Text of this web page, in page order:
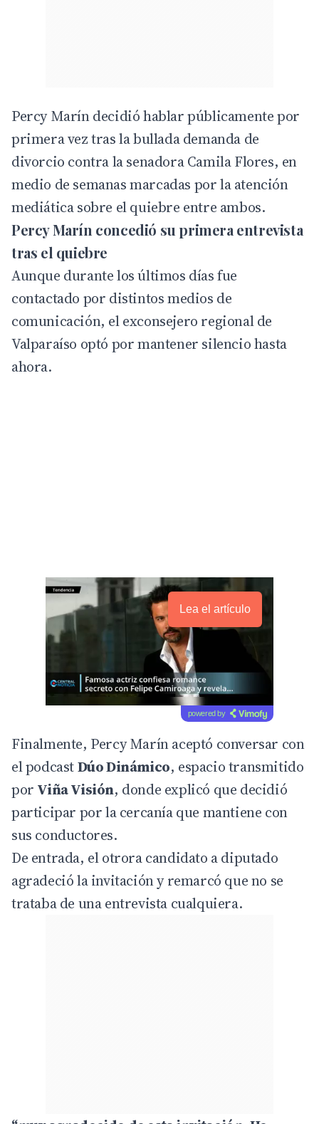
Percy Marín decidió hablar públicamente por
primera vez tras la bullada demanda de
divorcio contra la senadora Camila Flores, en
medio de semanas marcadas por la atención
mediática sobre el quiebre entre ambos.
Percy Marín concedió su primera entrevista
tras el quiebre
Aunque durante los últimos días fue
contactado por distintos medios de
comunicación, el exconsejero regional de
Valparaíso optó por mantener silencio hasta
ahora.
Lea el artículo
powered by
Finalmente, Percy Marín aceptó conversar con
el podcastDúo Dinámico, espacio transmitido
por Viña Visión, donde explicó que decidió
participar por la cercanía que mantiene con
sus conductores.
De entrada, el otrora candidato a diputado
agradeció la invitación y remarcó que no se
trataba de una entrevista cualquiera.